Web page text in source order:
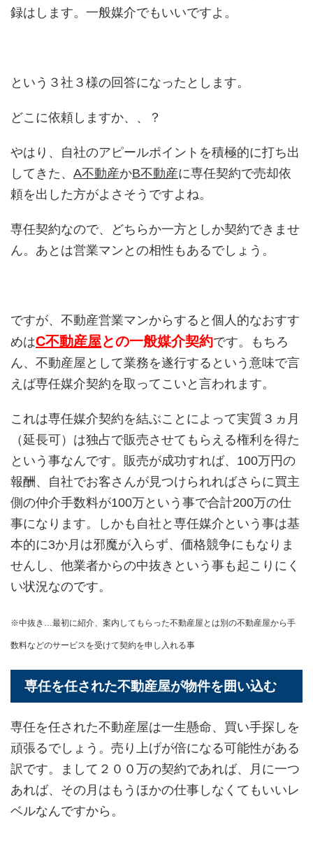
録はします。一般媒介でもいいですよ。
という３社３様の回答になったとします。
どこに依頼しますか、、？
やはり、自社のアピールポイントを積極的に打ち出
してきた、 A不動産かB不動産に専任契約で売却依
頼を出した方がよさそうですよね。
専任契約なので、どちらか一方としか契約できませ
ん。あとは営業マンとの相性もあるでしょう。
ですが、不動産営業マンからすると個人的なおすす
めはC不動産屋との一般媒介契約です。もちろ
ん、不動産屋として業務を遂行するという意味で言
えば専任媒介契約を取ってこいと言われます。
これは専任媒介契約を結ぶことによって実質３ヵ月
（延長可）は独占で販売させてもらえる権利を得た
という事なんです。販売が成功すれば、100万円の
報酬、自社でお客さんが見つけられればさらに買主
側の仲介手数料が100万という事で合計200万の仕
事になります。しかも自社と専任媒介という事は基
本的に3か月は邪魔が入らず、価格競争にもなりま
せんし、他業者からの中抜きという事も起こりにく
い状況なのです。
※中抜き…最初に紹介、案内してもらった不動産屋とは別の不動産屋から手
数料などのサービスを受けて契約を申し入れる事
専任を任された不動産屋が物件を囲い込む
専任を任された不動産屋は一生懸命、買い手探しを
頑張るでしょう。売り上げが倍になる可能性がある
訳です。まして２００万の契約であれば、月に一つ
あれば、その月はもうほかの仕事しなくてもいいレ
ベルなんですから。